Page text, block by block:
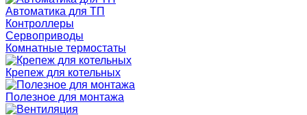
Автоматика для ТП
Контроллеры
Сервоприводы
Комнатные термостаты
Крепеж для котельных
Полезное для монтажа